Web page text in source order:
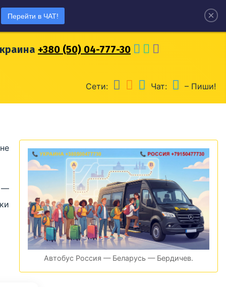
+7 (915) 04-777-30
+380 (50) 04-777-30
Сети: Чат: – Пиши!
Автобус Россия — Беларусь — Бердичев.
—
×
Перейти в ЧАТ!